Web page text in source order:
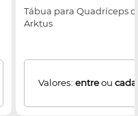
Tábua para Quadríceps
Arktus
Valores: entreou